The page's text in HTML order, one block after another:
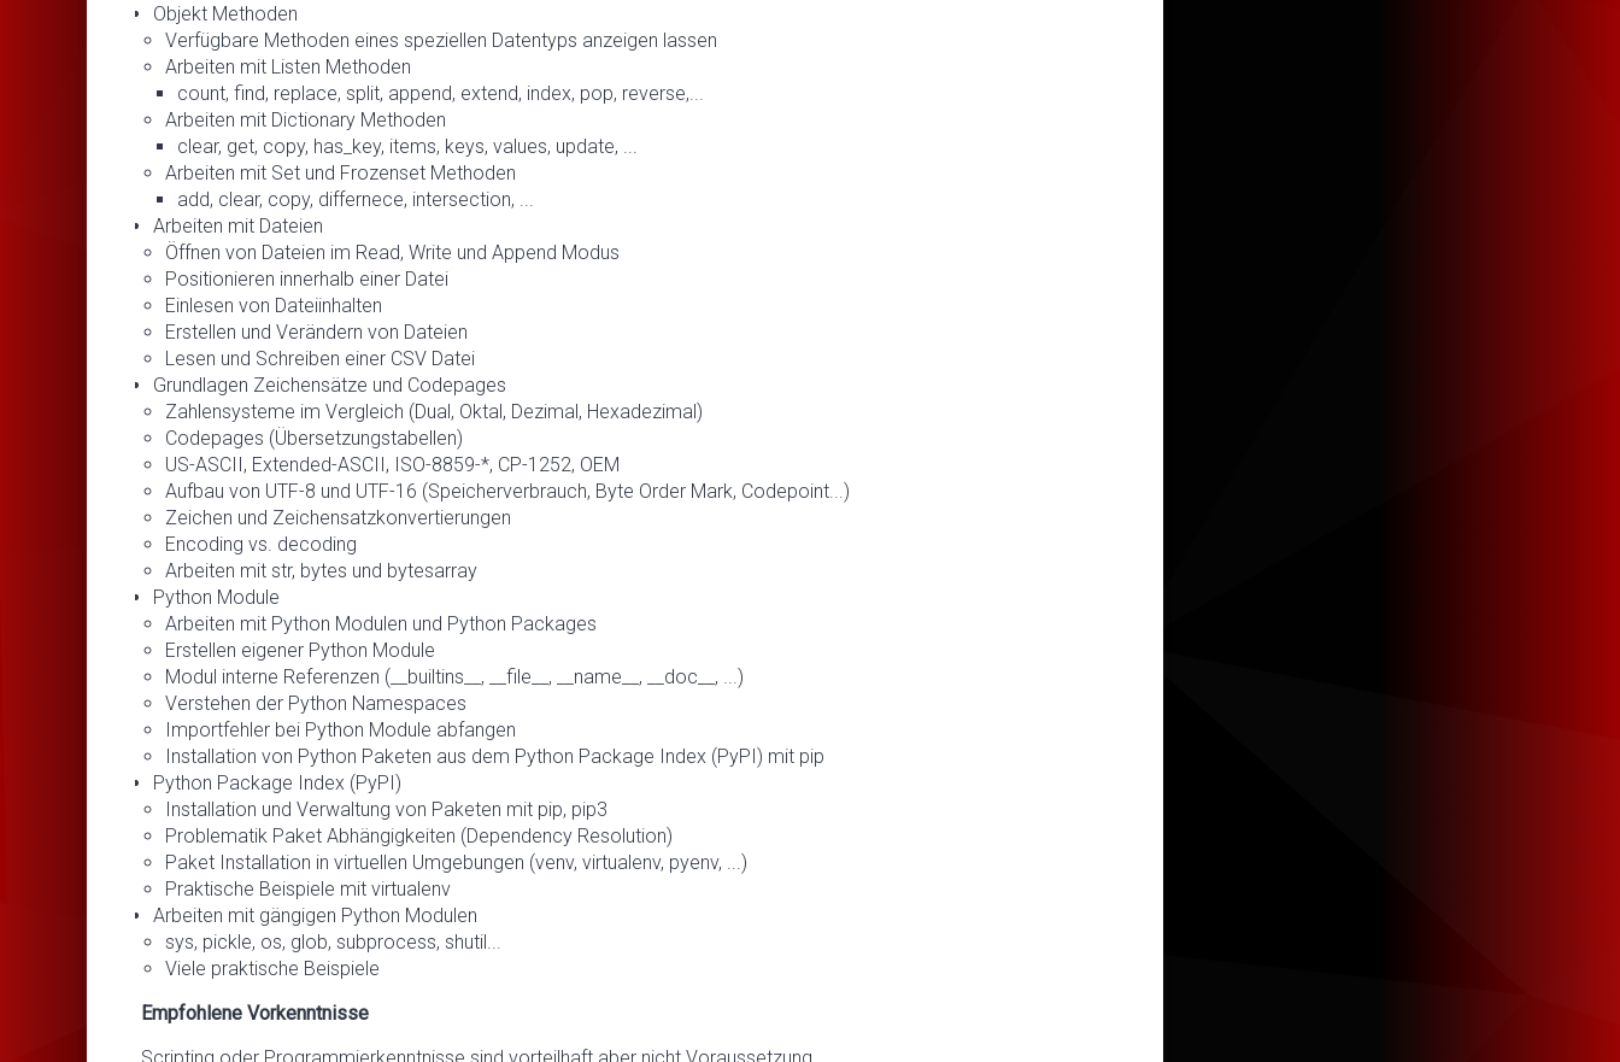
Objekt Methoden
Verfügbare Methoden eines speziellen Datentyps anzeigen lassen
Arbeiten mit Listen Methoden
count, find, replace, split, append, extend, index, pop, reverse,...
Arbeiten mit Dictionary Methoden
clear, get, copy, has_key, items, keys, values, update, ...
Arbeiten mit Set und Frozenset Methoden
add, clear, copy, differnece, intersection, ...
Arbeiten mit Dateien
Öffnen von Dateien im Read, Write und Append Modus
Positionieren innerhalb einer Datei
Einlesen von Dateiinhalten
Erstellen und Verändern von Dateien
Lesen und Schreiben einer CSV Datei
Grundlagen Zeichensätze und Codepages
Zahlensysteme im Vergleich (Dual, Oktal, Dezimal, Hexadezimal)
Codepages (Übersetzungstabellen)
US-ASCII, Extended-ASCII, ISO-8859-*, CP-1252, OEM
Aufbau von UTF-8 und UTF-16 (Speicherverbrauch, Byte Order Mark, Codepoint...)
Zeichen und Zeichensatzkonvertierungen
Encoding vs. decoding
Arbeiten mit str, bytes und bytesarray
Python Module
Arbeiten mit Python Modulen und Python Packages
Erstellen eigener Python Module
Modul interne Referenzen (__builtins__, __file__, __name__, __doc__, ...)
Verstehen der Python Namespaces
Importfehler bei Python Module abfangen
Installation von Python Paketen aus dem Python Package Index (PyPI) mit pip
Python Package Index (PyPI)
Installation und Verwaltung von Paketen mit pip, pip3
Problematik Paket Abhängigkeiten (Dependency Resolution)
Paket Installation in virtuellen Umgebungen (venv, virtualenv, pyenv, ...)
Praktische Beispiele mit virtualenv
Arbeiten mit gängigen Python Modulen
sys, pickle, os, glob, subprocess, shutil...
Viele praktische Beispiele
Empfohlene Vorkenntnisse
Scripting oder Programmierkenntnisse sind vorteilhaft aber nicht Voraussetzung